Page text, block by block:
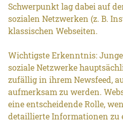
Schwerpunkt lag dabei auf
sozialen Netzwerken (z. B.
klassischen Webseiten.
Wichtigste Erkenntnis:
soziale Netzwerke
zufällig in ihrem Newsfeed,
aufmerksam zu werden.
eine entscheidende Rolle,
detaillierte Informationen zu